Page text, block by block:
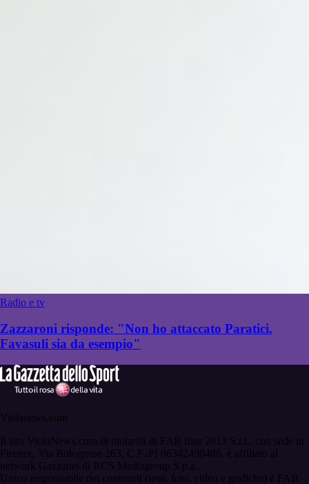
Radio e tv
Zazzaroni risponde: "Non ho attaccato Paratici.
Favasuli sia da esempio"
Violanews.com
Il sito ViolaNews.com di titolarità di FAB four 2013 S.r.l., con sede in
Firenze, Via Bolognese 263, C.F./PI 06342490486, è affiliato al
network Gazzanet di RCS Mediagroup S.p.a..
Unico responsabile dei contenuti (testi, foto, video e grafiche) è FAB